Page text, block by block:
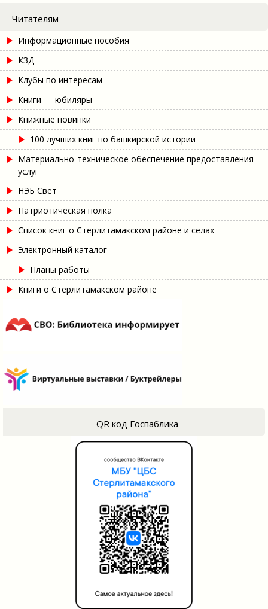
Читателям
Информационные пособия
КЗД
Клубы по интересам
Книги — юбиляры
Книжные новинки
100 лучших книг по башкирской истории
Материально-техническое обеспечение предоставления
услуг
НЭБ Свет
Патриотическая полка
Список книг о Стерлитамакском районе и селах
Электронный каталог
Планы работы
Книги о Стерлитамакском районе
QR код Госпаблика